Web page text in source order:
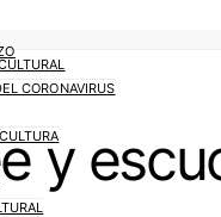
CORONAVIRUS
y